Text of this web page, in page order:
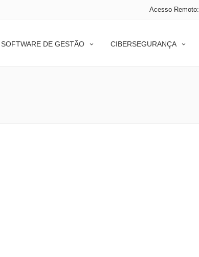
Acesso Remoto:
SOFTWARE DE GESTÃO CIBERSEGURANÇA